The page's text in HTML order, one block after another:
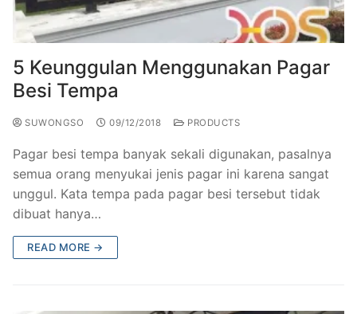
5 Keunggulan Menggunakan Pagar
Besi Tempa
SUWONGSO 09/12/2018 PRODUCTS
​Pagar besi tempa banyak sekali digunakan, pasalnya
semua orang menyukai jenis pagar ini karena sangat
unggul. Kata tempa pada pagar besi tersebut tidak
dibuat hanya…
READ MORE →